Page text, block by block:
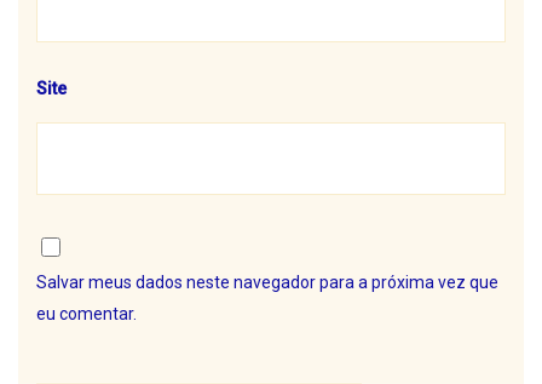
Site
Salvar meus dados neste navegador para a próxima vez que
eu comentar.